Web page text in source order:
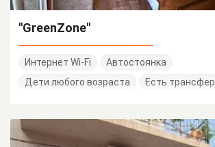
"GreenZone"
Интернет Wi-Fi
Автостоянка
Дети любого возраста
Есть трансфер